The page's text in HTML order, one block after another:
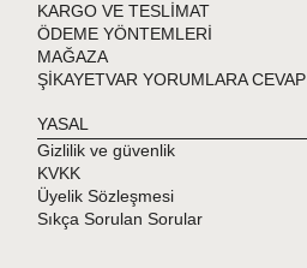
KARGO VE TESLİMAT
ÖDEME YÖNTEMLERİ
MAĞAZA
ŞİKAYETVAR YORUMLARA CEVAP
YASAL
Gizlilik ve güvenlik
KVKK
Üyelik Sözleşmesi
Sıkça Sorulan Sorular